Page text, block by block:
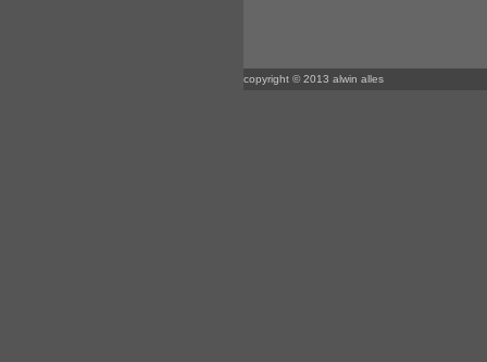
copyright © 2013 alwin alles